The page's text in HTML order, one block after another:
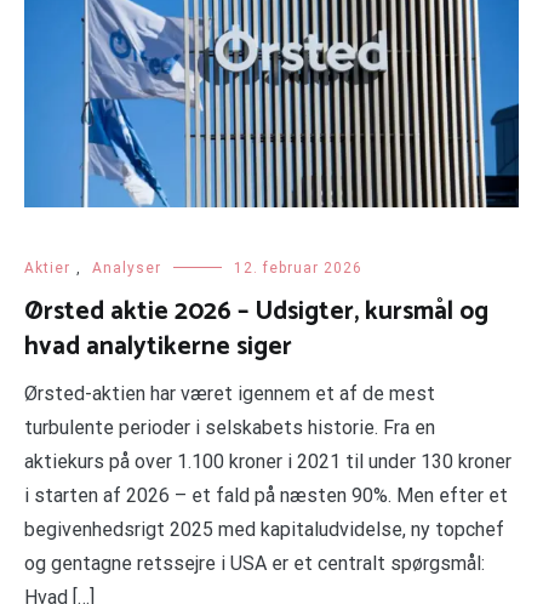
Aktier Analyser 12. februar 2026
Ørsted aktie 2026 – Udsigter, kursmål og
hvad analytikerne siger
Ørsted-aktien har været igennem et af de mest
turbulente perioder i selskabets historie. Fra en
aktiekurs på over 1.100 kroner i 2021 til under 130 kroner
i starten af 2026 – et fald på næsten 90%. Men efter et
begivenhedsrigt 2025 med kapitaludvidelse, ny topchef
og gentagne retssejre i USA er et centralt spørgsmål:
Hvad […]